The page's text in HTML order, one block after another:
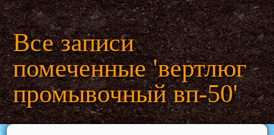
Все записи
помеченные 'вертлюг
промывочный вп-50'